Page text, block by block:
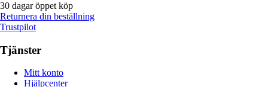
30 dagar öppet köp
Returnera din beställning
Trustpilot
Tjänster
Mitt konto
Hjälpcenter